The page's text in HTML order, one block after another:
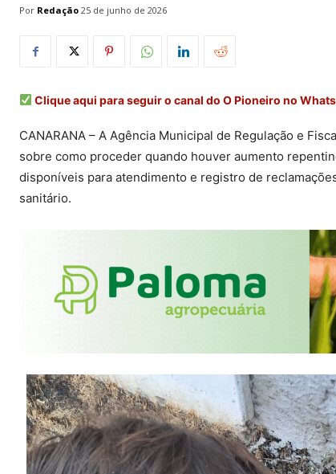
Por Redação 25 de junho de 2026
Clique aqui para seguir o canal do O Pioneiro no
CANARANA – A Agência Municipal de Regulação e
sobre como proceder quando houver aumento
disponíveis para atendimento e registro de
sanitário.